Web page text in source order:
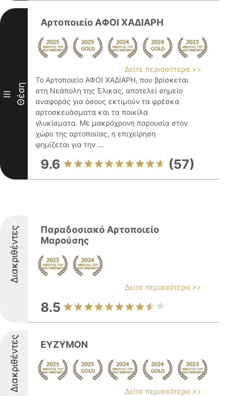
III Θέση
Αρτοποιείο ΑΦΟΙ ΧΑΔΙΑΡΗ
Δείτε περισσότερα >>
Το Αρτοποιείο ΑΦΟΙ ΧΑΔΙΑΡΗ, που βρίσκεται
στη Νεάπολη της Έλικας, αποτελεί σημείο
αναφοράς για όσους εκτιμούν τα φρέσκα
αρτοσκευάσματα και τα ποικίλα
γλυκίσματα. Με μακρόχρονη παρουσία στον
χώρο της αρτοποιίας, η επιχείρηση
φημίζεται για την ...
9.6 (57)
Διακριθέντες
Παραδοσιακό Αρτοποιείο
Μαρούσης
Δείτε περισσότερα >>
8.5
Διακριθέντες ΕΥΖΥΜΟΝ
Δείτε περισσότερα >>